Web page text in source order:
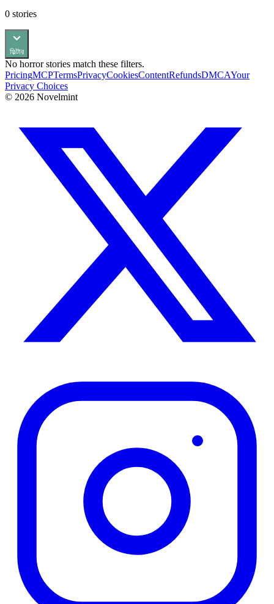
0 stories
ফিল্টার
No horrorstories match these filters.
PricingMCPTermsPrivacyCookiesContentRefundsDMCAYour
Privacy Choices
© 2026 Novelmint